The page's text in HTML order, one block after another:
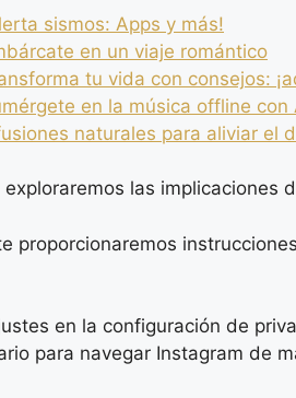
sismos: Apps y más!
en un viaje romántico
tu vida con consejos:
en la música offline con
naturales para aliviar el
exploraremos las implicaciones
proporcionaremos
en la configuración de
para navegar Instagram de